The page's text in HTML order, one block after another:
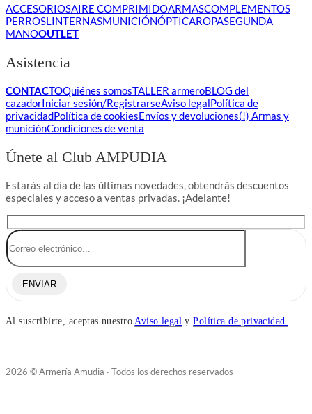
ACCESORIOSAIRE COMPRIMIDOARMASCOMPLEMENTOS
PERROSLINTERNASMUNICIÓNÓPTICAROPASEGUNDA
MANOOUTLET
Asistencia
CONTACTOQuiénes somosTALLER armeroBLOG del
cazadorIniciar sesión/RegistrarseAviso legalPolítica de
privacidadPolítica de cookiesEnvíos y devoluciones(!) Armas y
municiónCondiciones de venta
Únete al Club AMPUDIA
Estarás al día de las últimas novedades, obtendrás descuentos
especiales y acceso a ventas privadas. ¡Adelante!
ENVIAR
Al suscribirte, aceptas nuestroAviso legal yPolítica de privacidad.
2026 © Armería Amudia · Todos los derechos reservados